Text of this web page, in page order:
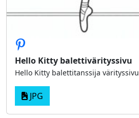
Hello Kitty balettivärityssivu
Hello Kitty balettitanssija värityssivu
JPG